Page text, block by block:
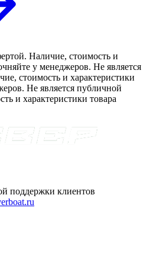
Наличие, стоимость и
у менеджеров. Не является
стоимость и характеристики
Не является публичной
и характеристики товара
поддержки клиентов